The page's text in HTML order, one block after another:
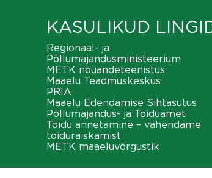
KASULIKUD
Regionaal- ja
Põllumajandusministeerium
METK nõuandeteenistus
Maaelu Teadmuskeskus
PRIA
Maaelu Edendamise Sihtasutus
Põllumajandus- ja Toiduamet
Toidu annetamine – vähendame
toiduraiskamist
METK maaeluvõrgustik